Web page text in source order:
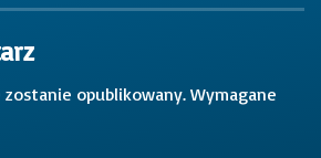
opublikowany. Wymagane